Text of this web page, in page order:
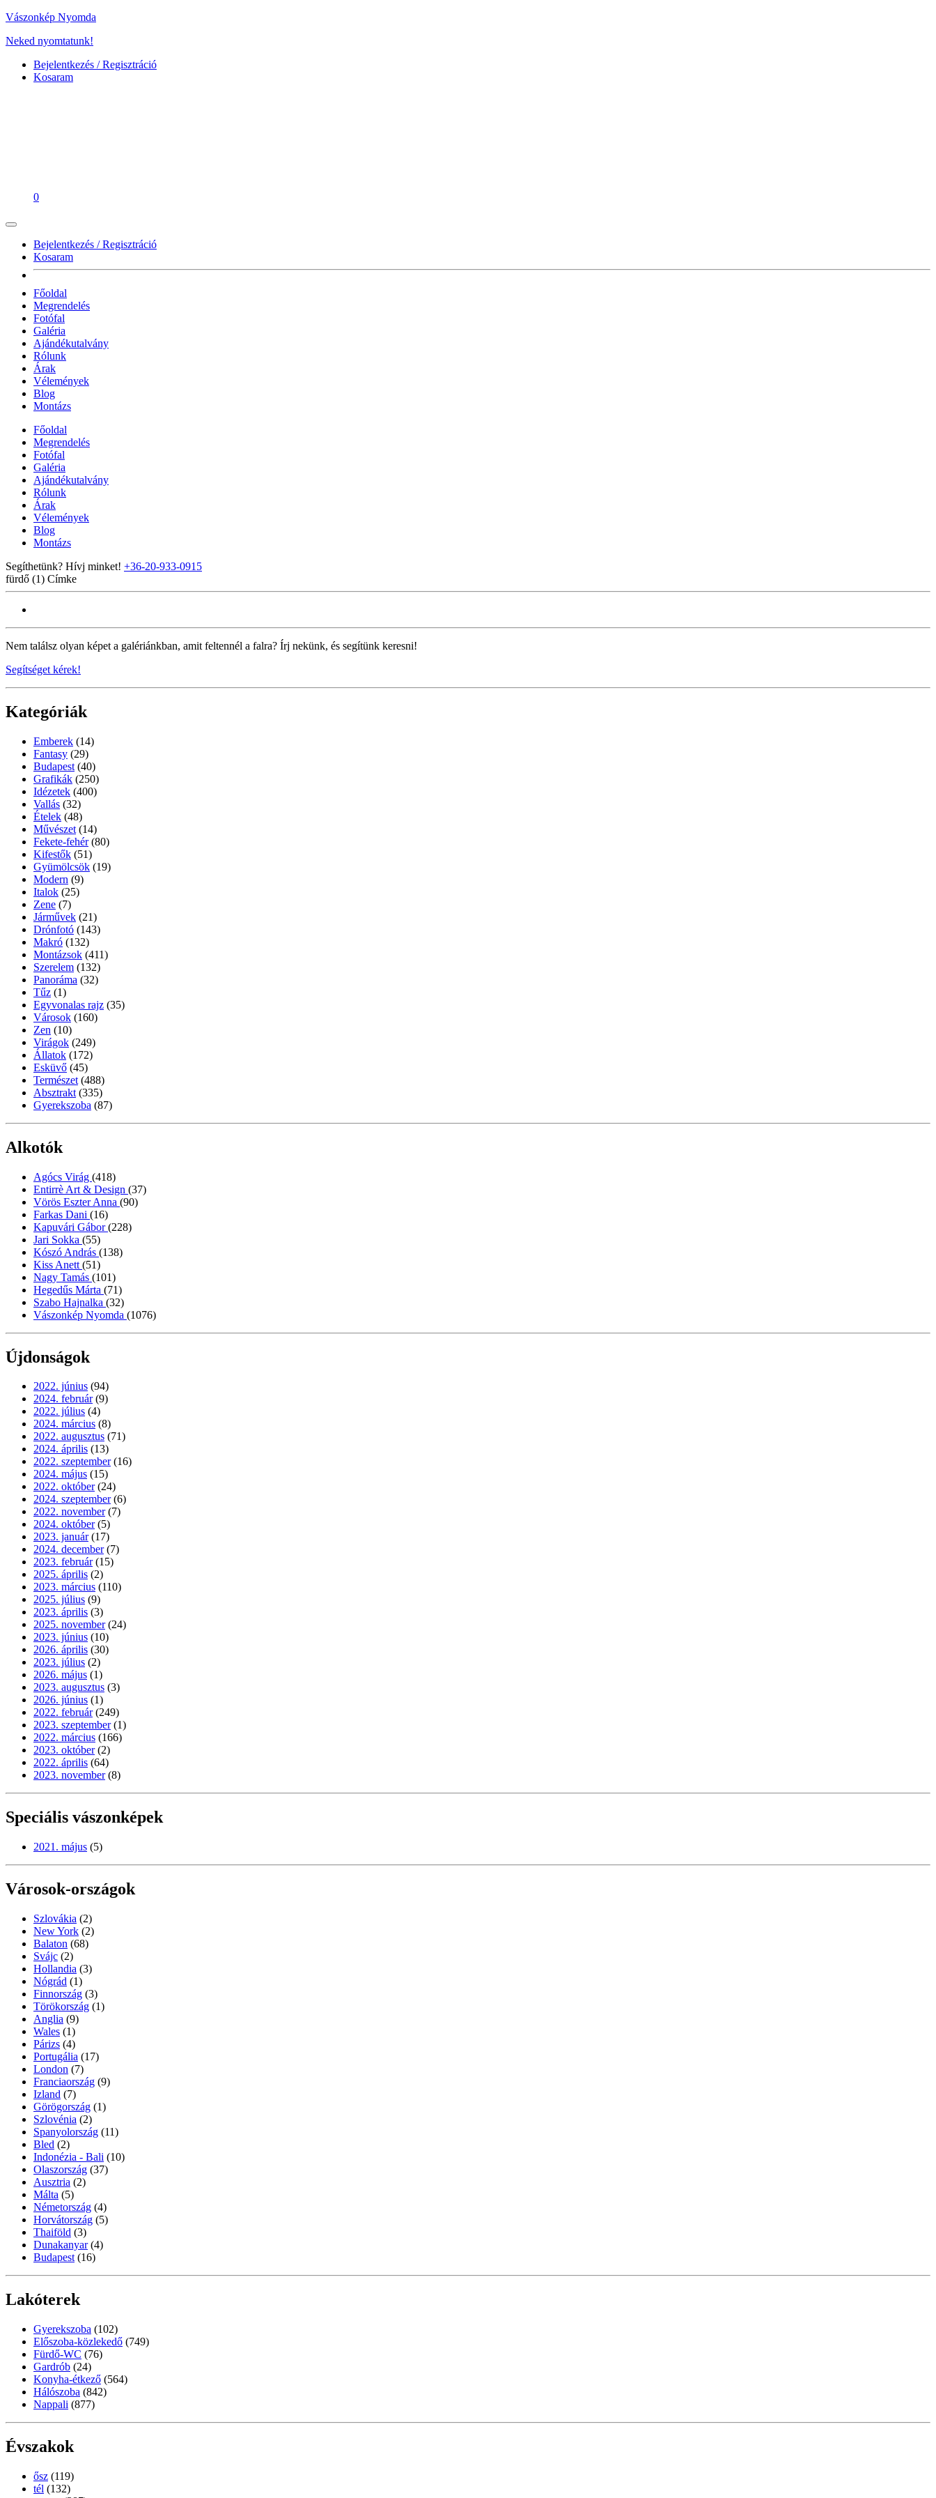
Vászonkép Nyomda
Neked nyomtatunk!
Bejelentkezés / Regisztráció
Kosaram
0
Bejelentkezés / Regisztráció
Kosaram
Főoldal
Megrendelés
Fotófal
Galéria
Ajándékutalvány
Rólunk
Árak
Vélemények
Blog
Montázs
Főoldal
Megrendelés
Fotófal
Galéria
Ajándékutalvány
Rólunk
Árak
Vélemények
Blog
Montázs
Segíthetünk? Hívj minket! +36-20-933-0915
fürdő (1) Címke
Nem találsz olyan képet a galériánkban, amit feltennél a falra? Írj nekünk, és segítünk keresni!
Segítséget kérek!
Kategóriák
Emberek (14)
Fantasy (29)
Budapest (40)
Grafikák (250)
Idézetek (400)
Vallás (32)
Ételek (48)
Művészet (14)
Fekete-fehér (80)
Kifestők (51)
Gyümölcsök (19)
Modern (9)
Italok (25)
Zene (7)
Járművek (21)
Drónfotó (143)
Makró (132)
Montázsok (411)
Szerelem (132)
Panoráma (32)
Tűz (1)
Egyvonalas rajz (35)
Városok (160)
Zen (10)
Virágok (249)
Állatok (172)
Esküvő (45)
Természet (488)
Absztrakt (335)
Gyerekszoba (87)
Alkotók
Agócs Virág (418)
Entirrè Art & Design (37)
Vörös Eszter Anna (90)
Farkas Dani (16)
Kapuvári Gábor(228)
Jari Sokka (55)
Kószó András (138)
Kiss Anett (51)
Nagy Tamás (101)
Hegedűs Márta (71)
Szabo Hajnalka (32)
Vászonkép Nyomda (1076)
Újdonságok
2022. június (94)
2024. február (9)
2022. július (4)
2024. március (8)
2022. augusztus (71)
2024. április (13)
2022. szeptember (16)
2024. május (15)
2022. október (24)
2024. szeptember (6)
2022. november (7)
2024. október (5)
2023. január (17)
2024. december (7)
2023. február (15)
2025. április (2)
2023. március (110)
2025. július (9)
2023. április (3)
2025. november (24)
2023. június (10)
2026. április (30)
2023. július (2)
2026. május (1)
2023. augusztus (3)
2026. június (1)
2022. február (249)
2023. szeptember (1)
2022. március (166)
2023. október (2)
2022. április (64)
2023. november (8)
Speciális vászonképek
2021. május (5)
Városok-országok
Szlovákia (2)
New York (2)
Balaton (68)
Svájc (2)
Hollandia (3)
Nógrád (1)
Finnország (3)
Törökország (1)
Anglia (9)
Wales (1)
Párizs (4)
Portugália (17)
London (7)
Franciaország (9)
Izland (7)
Görögország (1)
Szlovénia (2)
Spanyolország (11)
Bled (2)
Indonézia - Bali (10)
Olaszország (37)
Ausztria (2)
Málta (5)
Németország (4)
Horvátország (5)
Thaiföld (3)
Dunakanyar (4)
Budapest (16)
Lakóterek
Gyerekszoba (102)
Előszoba-közlekedő (749)
Fürdő-WC (76)
Gardrób (24)
Konyha-étkező (564)
Hálószoba (842)
Nappali (877)
Évszakok
ősz (119)
tél (132)